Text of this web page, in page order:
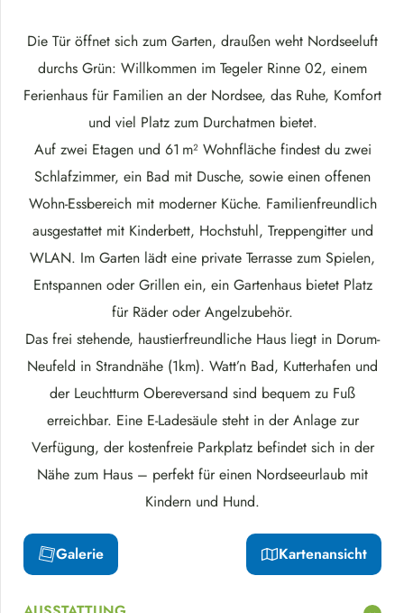
Die Tür öffnet sich zum Garten, draußen weht Nordseeluft
durchs Grün: Willkommen im Tegeler Rinne 02, einem
Ferienhaus für Familien an der Nordsee, das Ruhe, Komfort
und viel Platz zum Durchatmen bietet.
Auf zwei Etagen und 61 m² Wohnfläche findest du zwei
Schlafzimmer, ein Bad mit Dusche, sowie einen offenen
Wohn-Essbereich mit moderner Küche. Familienfreundlich
ausgestattet mit Kinderbett, Hochstuhl, Treppengitter und
WLAN. Im Garten lädt eine private Terrasse zum Spielen,
Entspannen oder Grillen ein, ein Gartenhaus bietet Platz
für Räder oder Angelzubehör.
Das frei stehende, haustierfreundliche Haus liegt in Dorum-
Neufeld in Strandnähe (1km). Watt’n Bad, Kutterhafen und
der Leuchtturm Obereversand sind bequem zu Fuß
erreichbar. Eine E-Ladesäule steht in der Anlage zur
Verfügung, der kostenfreie Parkplatz befindet sich in der
Nähe zum Haus – perfekt für einen Nordseeurlaub mit
Kindern und Hund.
Galerie Kartenansicht